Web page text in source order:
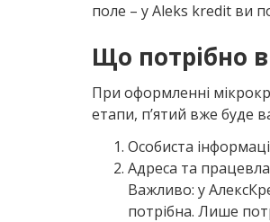
поле – у Aleks kredit ви
Що потрібно
При оформленні
етапи, п’ятий вже буде
Особиста
Адреса та
Важливо: у
потрібна. Лише